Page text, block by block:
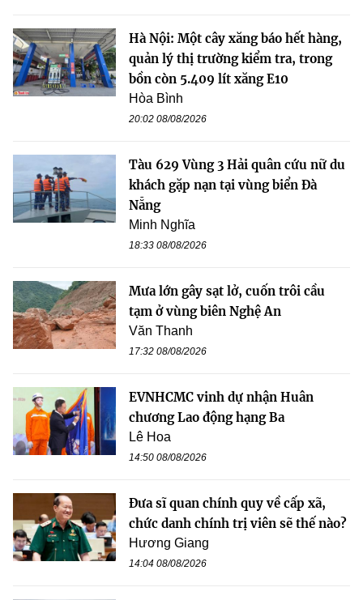
Hà Nội: Một cây xăng báo hết hàng,
quản lý thị trường kiểm tra, trong
bồn còn 5.409 lít xăng E10
Hòa Bình
20:02 08/08/2026
Tàu 629 Vùng 3 Hải quân cứu nữ du
khách gặp nạn tại vùng biển Đà
Nẵng
Minh Nghĩa
18:33 08/08/2026
Mưa lớn gây sạt lở, cuốn trôi cầu
tạm ở vùng biên Nghệ An
Văn Thanh
17:32 08/08/2026
EVNHCMC vinh dự nhận Huân
chương Lao động hạng Ba
Lê Hoa
14:50 08/08/2026
Đưa sĩ quan chính quy về cấp xã,
chức danh chính trị viên sẽ thế nào?
Hương Giang
14:04 08/08/2026